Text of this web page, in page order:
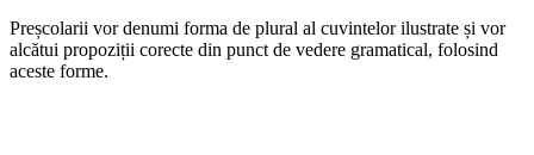
Preșcolarii vor denumi forma de plural al cuvintelor ilustrate și vor
alcătui propoziții corecte din punct de vedere gramatical, folosind
aceste forme.